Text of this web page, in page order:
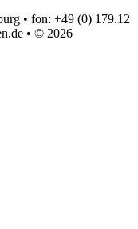
• fon: +49 (0) 179.12
• © 2026